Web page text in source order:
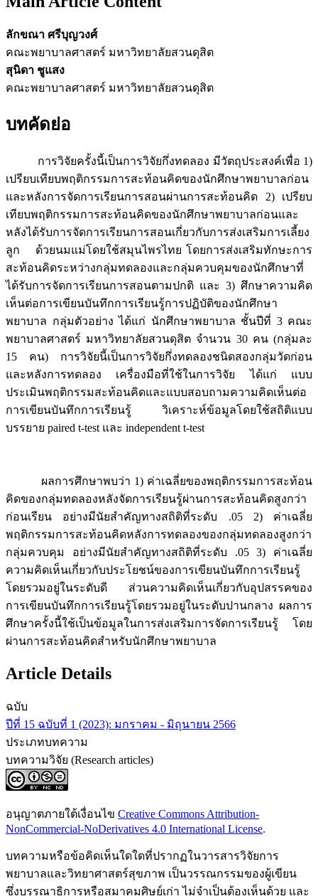
ลักขณา ศรีบุญวงศ์
คณะพยาบาลศาสตร์ มหาวิทยาลัยสวนดุสิต
สุนิดา ชูแสง
คณะพยาบาลศาสตร์ มหาวิทยาลัยสวนดุสิต
บทคัดย่อ
การวิจัยครั้งนี้เป็นการวิจัยกึ่งทดลอง มีวัตถุประสงค์เพื่อ 1)
เปรียบเทียบพฤติกรรมการสะท้อนคิดของนักศึกษาพยาบาลก่อน
และหลังการจัดการเรียนการสอนผ่านการสะท้อนคิด 2) เปรียบ
เทียบพฤติกรรมการสะท้อนคิดของนักศึกษาพยาบาลก่อนและ
หลังได้รับการจัดการเรียนการสอนเกี่ยวกับการส่งเสริมการเลี้ยง
ลูก ด้วยนมแม่โดยใช้สมุนไพรไทย โดยการส่งเสริมทักษะการ
สะท้อนคิดระหว่างกลุ่มทดลองและกลุ่มควบคุมของนักศึกษาที่
ได้รับการจัดการเรียนการสอนตามปกติ และ 3) ศึกษาความคิด
เห็นต่อการเขียนบันทึกการเรียนรู้การปฏิบัติของนักศึกษา
พยาบาล กลุ่มตัวอย่าง ได้แก่ นักศึกษาพยาบาล ชั้นปีที่ 3 คณะ
พยาบาลศาสตร์ มหาวิทยาลัยสวนดุสิต จำนวน 30 คน (กลุ่มละ
15 คน) การวิจัยนี้เป็นการวิจัยกึ่งทดลองชนิดสองกลุ่มวัดก่อน
และหลังการทดลอง เครื่องมือที่ใช้ในการวิจัย ได้แก่ แบบ
ประเมินพฤติกรรมสะท้อนคิดและแบบสอบถามความคิดเห็นต่อ
การเขียนบันทึกการเรียนรู้ วิเคราะห์ข้อมูลโดยใช้สถิติแบบ
บรรยาย paired t-test และ independent t-test
ผลการศึกษาพบว่า 1) ค่าเฉลี่ยของพฤติกรรมการสะท้อน
คิดของกลุ่มทดลองหลังจัดการเรียนรู้ผ่านการสะท้อนคิดสูงกว่า
ก่อนเรียน อย่างมีนัยสำคัญทางสถิติที่ระดับ .05 2) ค่าเฉลี่ย
พฤติกรรมการสะท้อนคิดหลังการทดลองของกลุ่มทดลองสูงกว่า
กลุ่มควบคุม อย่างมีนัยสำคัญทางสถิติที่ระดับ .05 3) ค่าเฉลี่ย
ความคิดเห็นเกี่ยวกับประโยชน์ของการเขียนบันทึกการเรียนรู้
โดยรวมอยู่ในระดับดี ส่วนความคิดเห็นเกี่ยวกับอุปสรรคของ
การเขียนบันทึกการเรียนรู้โดยรวมอยู่ในระดับปานกลาง ผลการ
ศึกษาครั้งนี้ใช้เป็นข้อมูลในการส่งเสริมการจัดการเรียนรู้ โดย
ผ่านการสะท้อนคิดสำหรับนักศึกษาพยาบาล
Article Details
ฉบับ
ปีที่ 15 ฉบับที่ 1 (2023): มกราคม - มิถุนายน 2566
ประเภทบทความ
บทความวิจัย (Research articles)
อนุญาตภายใต้เงื่อนไข Creative Commons Attribution-
NonCommercial-NoDerivatives 4.0 International License.
บทความหรือข้อคิดเห็นใดใดที่ปรากฏในวารสารวิจัยการ
พยาบาลและวิทยาศาสตร์สุขภาพ เป็นวรรณกรรมของผู้เขียน
ซึ่งบรรณาธิการหรือสมาคมศิษย์เก่า ไม่จำเป็นต้องเห็นด้วย และ